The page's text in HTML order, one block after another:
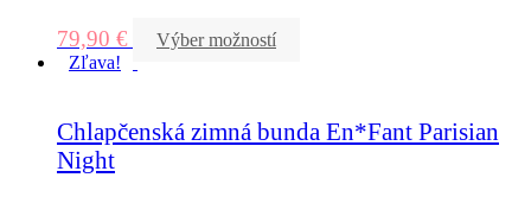
79,90 €
Výber možností
Zľava!
Chlapčenská zimná bunda En*Fant Parisian
Night